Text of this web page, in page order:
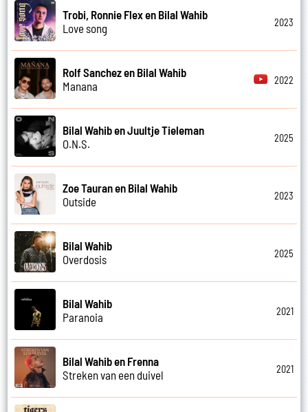
Trobi, Ronnie Flex en Bilal Wahib
Love song
2023
Rolf Sanchez en Bilal Wahib
Manana
2022
Bilal Wahib en Juultje Tieleman
O.N.S.
2025
Zoe Tauran en Bilal Wahib
Outside
2023
Bilal Wahib
Overdosis
2025
Bilal Wahib
Paranoia
2021
Bilal Wahib en Frenna
Streken van een duivel
2021